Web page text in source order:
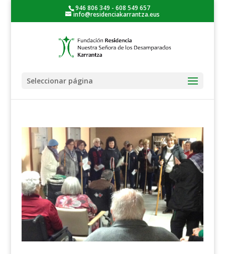
946 806 349 - 608 549 657
info@residenciakarrantza.eus
Seleccionar página